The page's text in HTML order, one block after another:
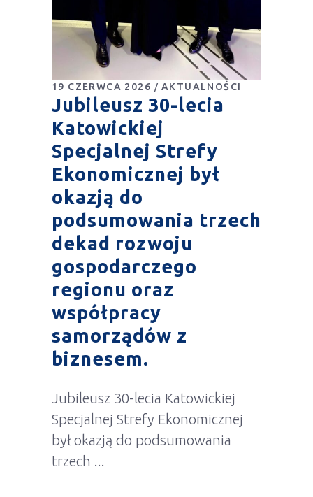
19 CZERWCA 2026 AKTUALNOŚCI
Jubileusz 30-lecia
Katowickiej
Specjalnej Strefy
Ekonomicznej był
okazją do
podsumowania trzech
dekad rozwoju
gospodarczego
regionu oraz
współpracy
samorządów z
biznesem.
Jubileusz 30-lecia Katowickiej
Specjalnej Strefy Ekonomicznej
był okazją do podsumowania
trzech